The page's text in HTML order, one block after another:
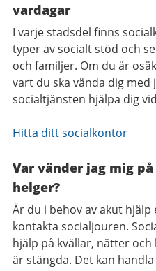
vardagar​
I varje stadsdel finns
typer av socialt stöd och
och familjer. Om du är
vart du ska vända dig
socialtjänsten hjälpa dig
Hitta ditt socialkontor
Var vänder jag mig
helger?​
Är du i behov av akut
kontakta socialjouren.
hjälp på kvällar, nätter
är stängda. Det kan